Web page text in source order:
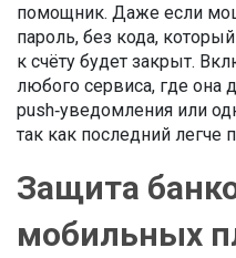
помощник. Даже если
пароль, без кода,
к счёту будет закрыт.
любого сервиса, где она
push‑уведомления или
так как последний легче
Защита
мобильных